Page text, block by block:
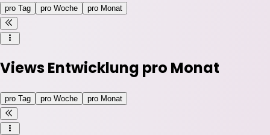
pro Tag pro Woche pro Monat
Views Entwicklung pro Monat
pro Tag pro Woche pro Monat